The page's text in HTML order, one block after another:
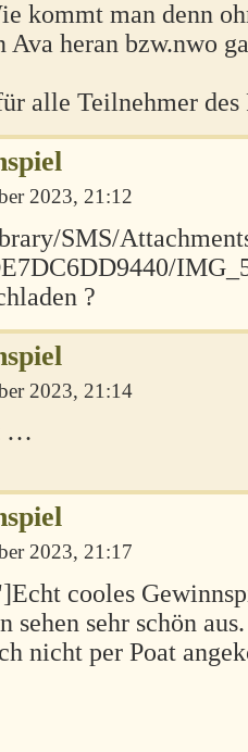
kommt man denn
Ava heran bzw.nwo
alle Teilnehmer
2023, 21:12
SMS/
?
2023, 21:14
…
2023, 21:17
cooles
sehen sehr schön
nicht per Poat